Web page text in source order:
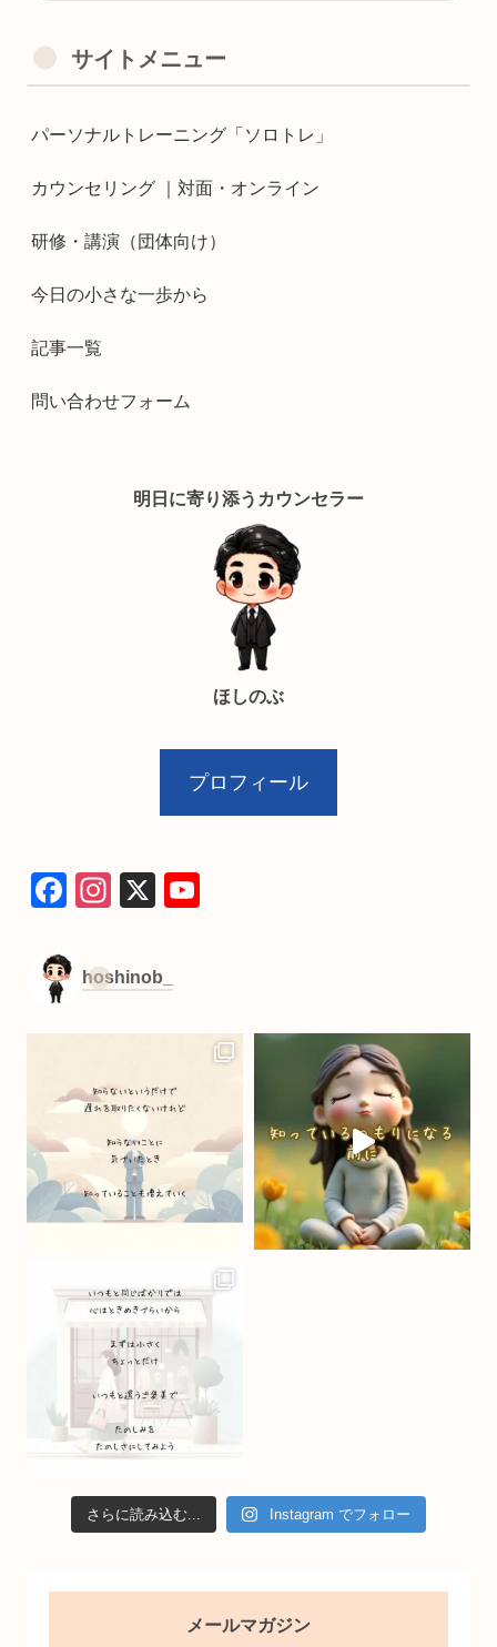
サイトメニュー
パーソナルトレーニング「ソロトレ」
カウンセリング ｜対面・オンライン
研修・講演（団体向け）
今日の小さな一歩から
記事一覧
問い合わせフォーム
明日に寄り添うカウンセラー
ほしのぶ
プロフィール
F
c
e
b
o
k
In
a
gr
a
X
u
b
C
h
a
n
el
hoshinob_
さらに読み込む... Instagram でフォロー
メールマガジン